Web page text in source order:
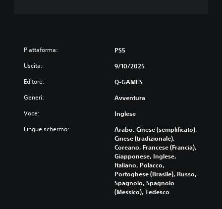
Piattaforma: PS5
Uscita: 9/10/2025
Editore: Q-GAMES
Generi: Avventura
Voce: Inglese
Lingue schermo:
Arabo, Cinese (semplificato),
Cinese (tradizionale),
Coreano, Francese (Francia),
Giapponese, Inglese,
Italiano, Polacco,
Portoghese (Brasile), Russo,
Spagnolo, Spagnolo
(Messico), Tedesco